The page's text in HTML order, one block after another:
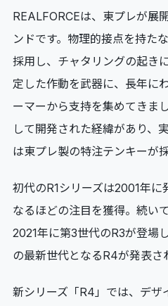
REALFORCEは、東プレが展
ンドです。物理的接点を持た
採用し、チャタリングの起き
定した作動を武器に、長年に
ーマーから支持を集めてきま
して開発された経緯があり、
は東プレ製の特注テンキーが
初代のR1シリーズは2001年
なるほどの注目を獲得。続い
2021年に第3世代のR3が登場
の最新世代となるR4が発表さ
新シリーズ「R4」では、デザ